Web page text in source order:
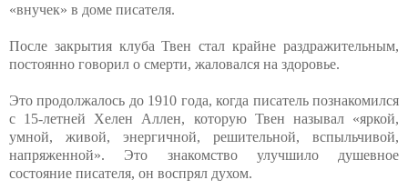
«внучек» в доме писателя.
После закрытия клуба Твен стал крайне раздражительным,
постоянно говорил о смерти, жаловался на здоровье.
Это продолжалось до 1910 года, когда писатель познакомился
с 15-летней Хелен Аллен, которую Твен называл «яркой,
умной, живой, энергичной, решительной, вспыльчивой,
напряженной». Это знакомство улучшило душевное
состояние писателя, он воспрял духом.